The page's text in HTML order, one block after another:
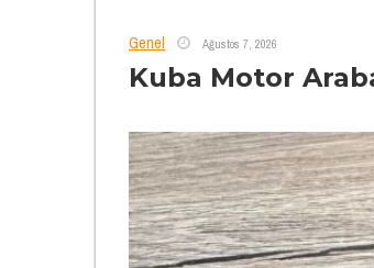
Genel Ağustos 7, 2026
Kuba Motor